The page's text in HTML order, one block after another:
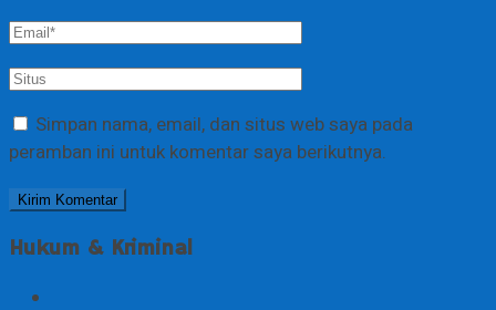
Simpan nama, email, dan situs web saya pada
peramban ini untuk komentar saya berikutnya.
Hukum & Kriminal